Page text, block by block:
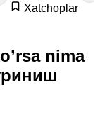
Xatchoplar
nima